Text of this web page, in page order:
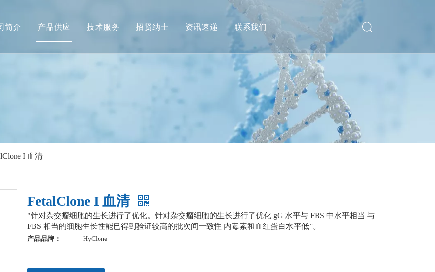
简介 产品供应 技术服务 招贤纳士 资讯速递 联系我们
I 血清
FetalClone I 血清
"针对杂交瘤细胞的生长进行了优化。针对杂交瘤细胞的生长进行了优化 gG 水平与 FBS 中水平相当 与
FBS 相当的细胞生长性能已得到验证较高的批次间一致性 内毒素和血红蛋白水平低”。
产品品牌： HyClone